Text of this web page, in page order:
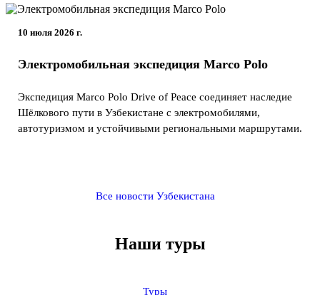
10 июля 2026 г.
Электромобильная экспедиция Marco Polo
Экспедиция Marco Polo Drive of Peace соединяет наследие
Шёлкового пути в Узбекистане с электромобилями,
автотуризмом и устойчивыми региональными маршрутами.
Все новости Узбекистана
Наши туры
Туры